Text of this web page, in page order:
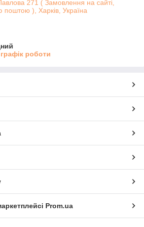
271 ( Замовлення на сайті,
поштою ), Харків, Україна
роботи
Prom.ua